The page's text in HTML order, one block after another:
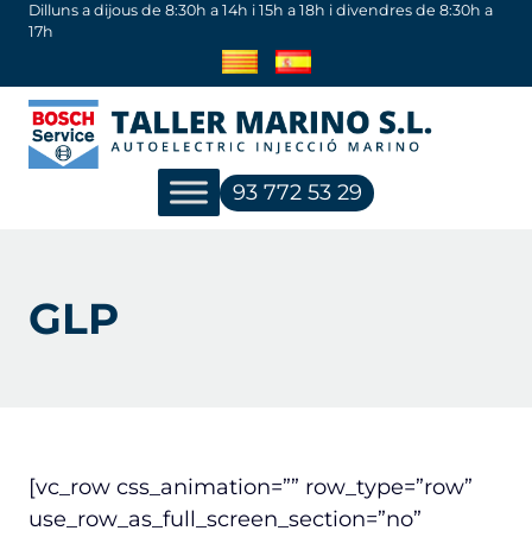
VésDilluns a dijous de 8:30h a 14h i 15h a 18h i divendres de 8:30h a
17h
93 772 53 29
GLP
[vc_row css_animation=”” row_type=”row”
use_row_as_full_screen_section=”no”